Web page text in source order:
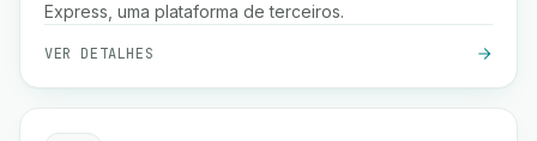
Express, uma plataforma de terceiros.
VER DETALHES